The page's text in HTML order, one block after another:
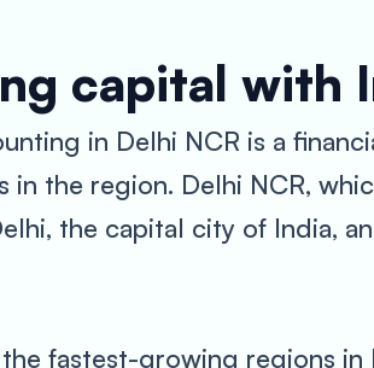
capital with
in Delhi NCR is a
in the region. Delhi NCR,
the capital city of India,
fastest-growing regions